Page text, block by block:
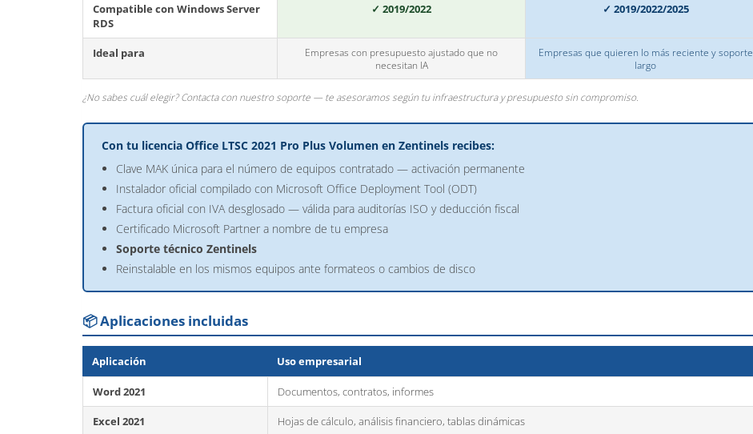
Compatible con Windows Server
RDS
✓ 2019/2022 ✓ 2019/2022/2025
Ideal para
Empresas con presupuesto ajustado que no
necesitan IA
Empresas que quieren lo más reciente y soporte
largo
¿No sabes cuál elegir? Contacta con nuestro soporte — te asesoramos según tu infraestructura y presupuesto sin compromiso.
Con tu licencia Office LTSC 2021 Pro Plus Volumen en Zentinels recibes:
Clave MAK única para el número de equipos contratado — activación permanente
Instalador oficial compilado con Microsoft Office Deployment Tool (ODT)
Factura oficial con IVA desglosado — válida para auditorías ISO y deducción fiscal
Certificado Microsoft Partner a nombre de tu empresa
Soporte técnico Zentinels
Reinstalable en los mismos equipos ante formateos o cambios de disco
📦 Aplicaciones incluidas
Aplicación Uso empresarial
Word 2021 Documentos, contratos, informes
Excel 2021 Hojas de cálculo, análisis financiero, tablas dinámicas